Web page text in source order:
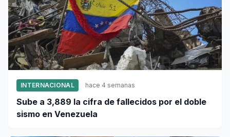
INTERNACIONAL hace 4 semanas
Sube a 3,889 la cifra de fallecidos por el doble
sismo en Venezuela